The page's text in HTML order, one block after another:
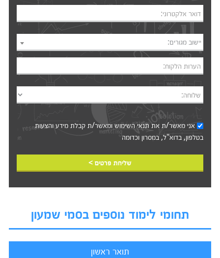
דואר אלקטרוני:
יישוב מגורים:
הערות הלקוח:
שלוחה:
אני מאשר/ת אתתנאי השימושומאשר/ת קבלת מידע והצעות
בטלפון, בדוא"ל, במסרון וכדומה‎‎
שליחת פרטים >
תחומי לימוד נוספים בסמי שמעון
תואר ראשון